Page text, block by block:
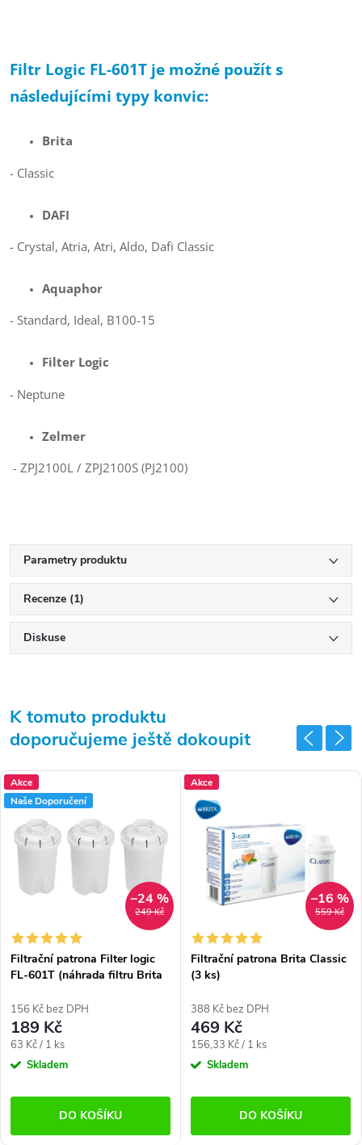
Filtr Logic FL-601T je možné použít s
následujícími typy konvic:
Brita
- Classic
DAFI
- Crystal, Atria, Atri, Aldo, Dafi Classic
Aquaphor
- Standard, Ideal, B100-15
Filter Logic
- Neptune
Zelmer
- ZPJ2100L / ZPJ2100S (PJ2100)
Parametry produktu
Recenze (1)
Diskuse
K tomuto produktu
doporučujeme ještě dokoupit
Akce
Naše Doporučení
249 Kč
–24 %
Filtrační patrona Filter logic
FL-601T (náhrada filtru Brita
156 Kč bez DPH
189 Kč
Měrná
cena:
63 Kč / 1 ks
Skladem
DO KOŠÍKU
Akce
559 Kč
–16 %
Filtrační patrona Brita Classic
(3 ks)
388 Kč bez DPH
469 Kč
Měrná
cena:
156,33 Kč / 1 ks
Skladem
DO KOŠÍKU